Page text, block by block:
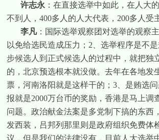
许志永 ：在直接选举中如此，在人大
不到人， 400多人的人大代表， 200多人受
李凡：国际选举观察团对选举的观察
以免给选民造成压力； 2 、选举程序是不
步候选人到正式候选人的过程中，就把
的，北京预选根本就没做。去年在各地
票，河南洛阳就是这样干的； 3、是贿选
报就是2000万台币的奖励，香港是马上调
问题。政治献金法案是多党制下搞的东西
发西装，吕邦列那里则是政府组织免费体
议，但是我们的法律没有，目前人大选举